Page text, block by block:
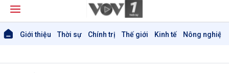
Giới thiệu Thời sự Chính trị Thế giới Kinh tế Nông nghiệp